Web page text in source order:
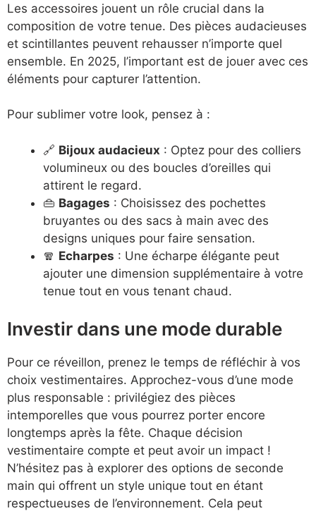
Les accessoires jouent un rôle crucial dans la
composition de votre tenue. Des pièces audacieuses
et scintillantes peuvent rehausser n’importe quel
ensemble. En 2025, l’important est de jouer avec ces
éléments pour capturer l’attention.
Pour sublimer votre look, pensez à :
🔗 Bijoux audacieux : Optez pour des colliers
volumineux ou des boucles d’oreilles qui
attirent le regard.
👜 Bagages : Choisissez des pochettes
bruyantes ou des sacs à main avec des
designs uniques pour faire sensation.
🧣 Echarpes : Une écharpe élégante peut
ajouter une dimension supplémentaire à votre
tenue tout en vous tenant chaud.
Investir dans une mode durable
Pour ce réveillon, prenez le temps de réfléchir à vos
choix vestimentaires. Approchez-vous d’une mode
plus responsable : privilégiez des pièces
intemporelles que vous pourrez porter encore
longtemps après la fête. Chaque décision
vestimentaire compte et peut avoir un impact !
N’hésitez pas à explorer des options de seconde
main qui offrent un style unique tout en étant
respectueuses de l’environnement. Cela peut